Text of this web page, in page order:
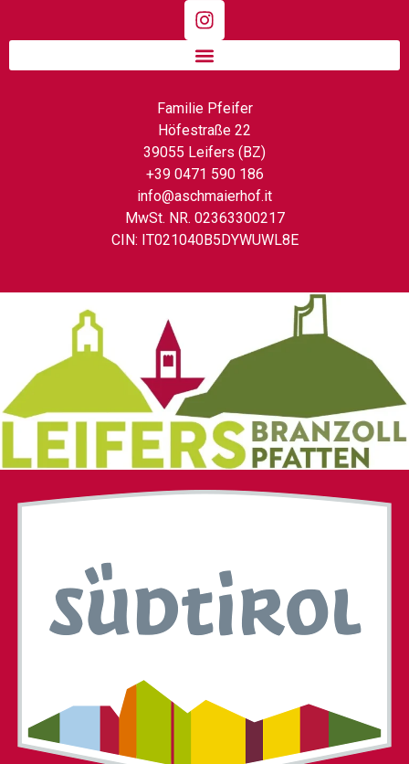
Familie Pfeifer
Höfestraße 22
39055 Leifers (BZ)
+39 0471 590 186
info@aschmaierhof.it
MwSt. NR. 02363300217
CIN: IT021040B5DYWUWL8E